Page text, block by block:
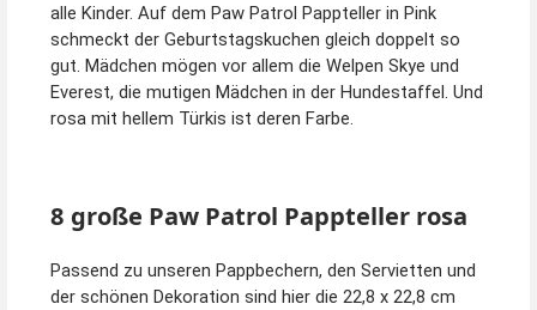
alle Kinder. Auf dem Paw Patrol Pappteller in Pink
schmeckt der Geburtstagskuchen gleich doppelt so
gut. Mädchen mögen vor allem die Welpen Skye und
Everest, die mutigen Mädchen in der Hundestaffel. Und
rosa mit hellem Türkis ist deren Farbe.
8 große Paw Patrol Pappteller rosa
Passend zu unseren Pappbechern, den Servietten und
der schönen Dekoration sind hier die 22,8 x 22,8 cm